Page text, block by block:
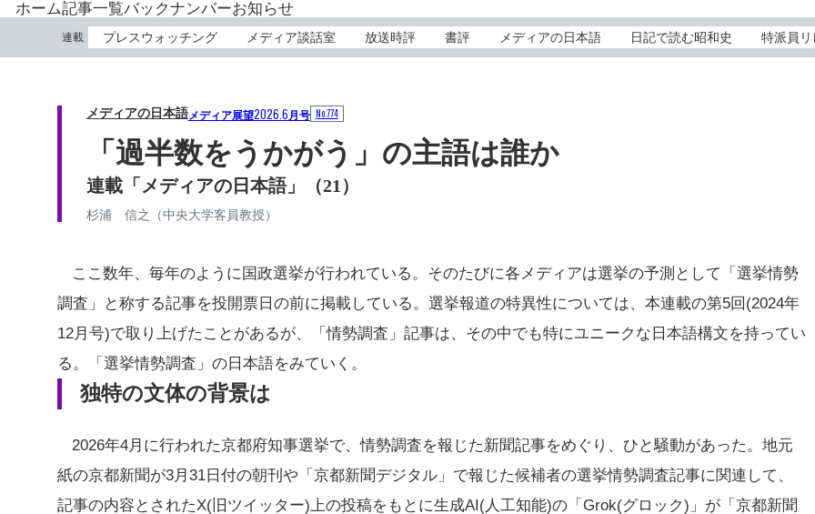
ホーム記事一覧バックナンバーお知らせ
連載 プレスウォッチング メディア談話室 放送時評 書評 メディアの日本語 日記で読む昭和史 特派員リ
メディアの日本語メディア展望2026.6月号 No.774
「過半数をうかがう」の主語は誰か
連載「メディアの日本語」（21）
杉浦 信之（中央大学客員教授）
ここ数年、毎年のように国政選挙が行われている。そのたびに各メディアは選挙の予測として「選挙情勢
調査」と称する記事を投開票日の前に掲載している。選挙報道の特異性については、本連載の第5回(2024年
12月号)で取り上げたことがあるが、「情勢調査」記事は、その中でも特にユニークな日本語構文を持ってい
る。「選挙情勢調査」の日本語をみていく。
独特の文体の背景は
2026年4月に行われた京都府知事選挙で、情勢調査を報じた新聞記事をめぐり、ひと騒動があった。地元
紙の京都新聞が3月31日付の朝刊や「京都新聞デジタル」で報じた候補者の選挙情勢調査記事に関連して、
記事の内容とされたX(旧ツイッター)上の投稿をもとに生成AI(人工知能)の「Grok(グロック)」が「京都新聞